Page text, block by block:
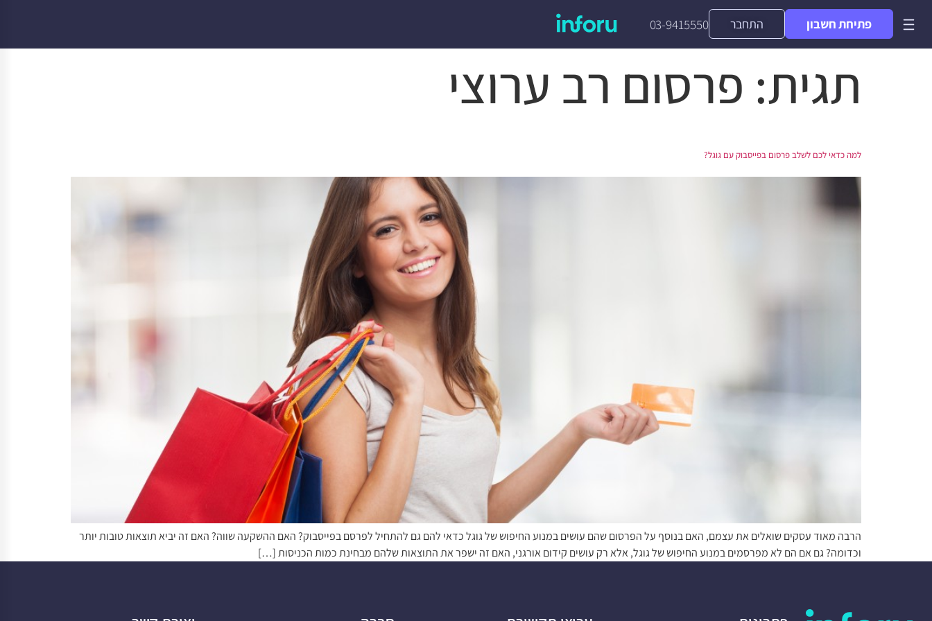
03-9415550 התחבר פתיחת חשבון
תגית: פרסום רב ערוצי
למה כדאי לכם לשלב פרסום בפייסבוק עם גוגל?
הרבה מאוד עסקים שואלים את עצמם, האם בנוסף על הפרסום שהם עושים במנוע החיפוש של גוגל כדאי להם גם להתחיל לפרסם בפייסבוק? האם ההשקעה שווה? האם זה יביא תוצאות טובות יותר
וכדומה? גם אם הם לא מפרסמים במנוע החיפוש של גוגל, אלא רק עושים קידום אורגני, האם זה ישפר את התוצאות שלהם מבחינת כמות הכניסות […]